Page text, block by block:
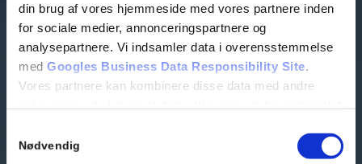
din brug af vores hjemmeside med vores partnere inden
for sociale medier, annonceringspartnere og
analysepartnere. Vi indsamler data i overensstemmelse
med Googles Business Data Responsibility Site.
Vores partnere kan kombinere disse data med andre
Nødvendig